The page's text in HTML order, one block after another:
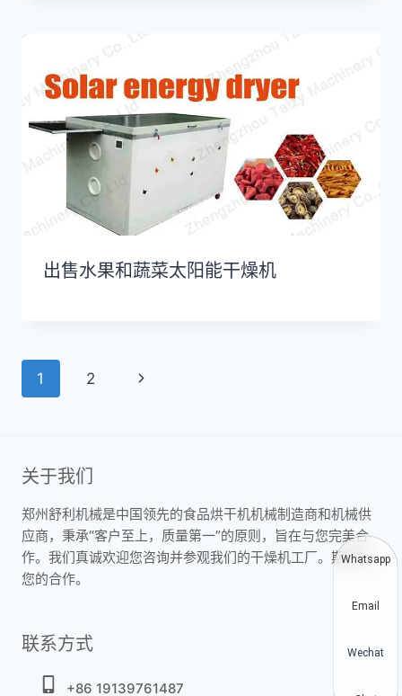
出售水果和蔬菜太阳能干燥机
页
导
航
1 2
下
关于我们
郑州舒利机械是中国领先的食品烘干机机械制造商和机械供
应商，秉承“客户至上，质量第一”的原则，旨在与您完美合
作。我们真诚欢迎您咨询并参观我们的干燥机工厂。期待与
您的合作。
联系方式
+86 19139761487
Whatsapp
Email
Wechat